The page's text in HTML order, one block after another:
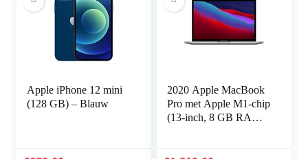
Apple iPhone 12 mini
(128 GB) – Blauw
2020 Apple MacBook
Pro met Apple M1‑chip
(13-inch, 8 GB RAM,